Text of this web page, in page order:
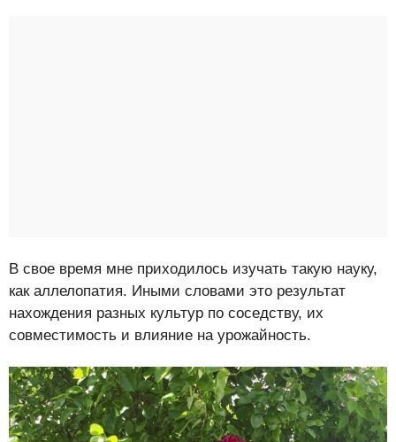
В свое время мне приходилось изучать такую науку,
как аллелопатия. Иными словами это результат
нахождения разных культур по соседству, их
совместимость и влияние на урожайность.